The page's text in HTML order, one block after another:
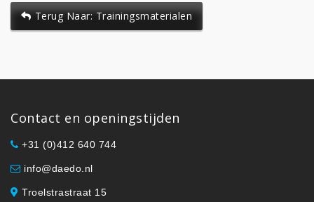
Terug Naar: Trainingsmaterialen
Contact en openingstijden
+31 (0)412 640 744
info@daedo.nl
Troelstrastraat 15